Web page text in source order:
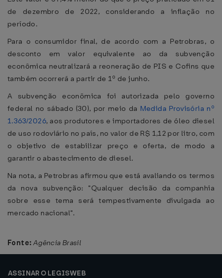
de dezembro de 2022, considerando a inflação no
período.
Para o consumidor final, de acordo com a Petrobras, o
desconto em valor equivalente ao da subvenção
econômica neutralizará a reoneração de PIS e Cofins que
também ocorrerá a partir de 1º de junho.
A subvenção econômica foi autorizada pelo governo
federal no sábado (30), por meio da Medida Provisória nº
1.363/2026, aos produtores e importadores de óleo diesel
de uso rodoviário no país, no valor de R$ 1,12 por litro, com
o objetivo de estabilizar preço e oferta, de modo a
garantir o abastecimento de diesel.
Na nota, a Petrobras afirmou que está avaliando os termos
da nova subvenção: "Qualquer decisão da companhia
sobre esse tema será tempestivamente divulgada ao
mercado nacional".
Fonte: Agência Brasil
ASSINAR O LEGISWEB